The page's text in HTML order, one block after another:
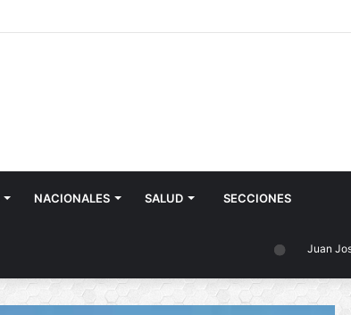
NACIONALES SALUD SECCIONES
Juan José Castelli